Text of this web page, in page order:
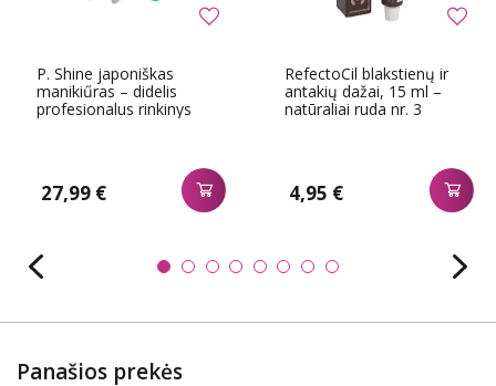
P. Shine japoniškas
manikiűras – didelis
profesionalus rinkinys
27,99 €
RefectoCil blakstienų ir
antakių dažai, 15 ml –
natūraliai ruda nr. 3
4,95 €
Panašios prekės